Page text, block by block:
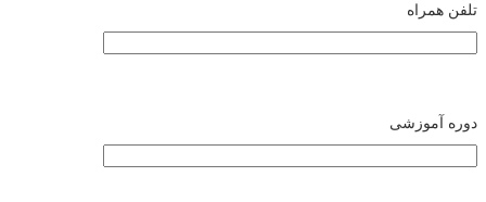
تلفن همراه
دوره آموزشی